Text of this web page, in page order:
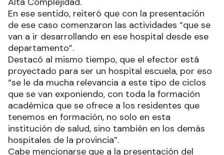
En ese sentido, reiteró que con la presentación
de ese caso comenzaron las actividades “que se
van a ir desarrollando en ese hospital desde ese
departamento”.
Destacó al mismo tiempo, que el efector está
proyectado para ser un hospital escuela, por eso
“se le da mucha relevancia a este tipo de ciclos
que se van exponiendo, con toda la formación
académica que se ofrece a los residentes que
tenemos en formación, no solo en esta
institución de salud, sino también en los demás
hospitales de la provincia”.
Cabe mencionarse que a la presentación del